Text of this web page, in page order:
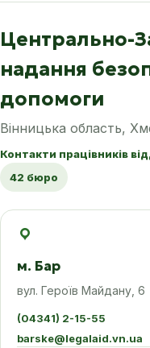
Центрально-
надання
допомоги
Вінницька область,
Контакти працівників
42 бюро
м. Бар
вул. Героїв Майдану, 6
(04341) 2-15-55
barske@legalaid.vn.ua